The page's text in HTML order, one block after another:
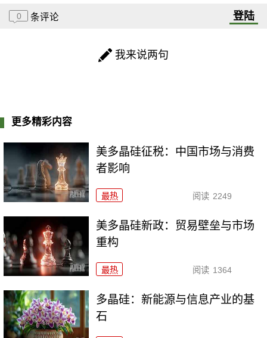
0 条评论 登陆
我来说两句
更多精彩内容
美多晶硅征税：中国市场与消费
者影响
最热 阅读 2249
美多晶硅新政：贸易壁垒与市场
重构
最热 阅读 1364
多晶硅：新能源与信息产业的基
石